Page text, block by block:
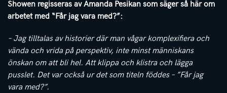
Showen regisseras av Amanda Pesikan som säger så här om
arbetet med “Får jag vara med?”:
– Jag tilltalas av historier där man vågar komplexifiera och
vända och vrida på perspektiv, inte minst människans
önskan om att bli hel. Att klippa och klistra och lägga
pusslet. Det var också ur det som titeln föddes – ”Får jag
vara med?”.